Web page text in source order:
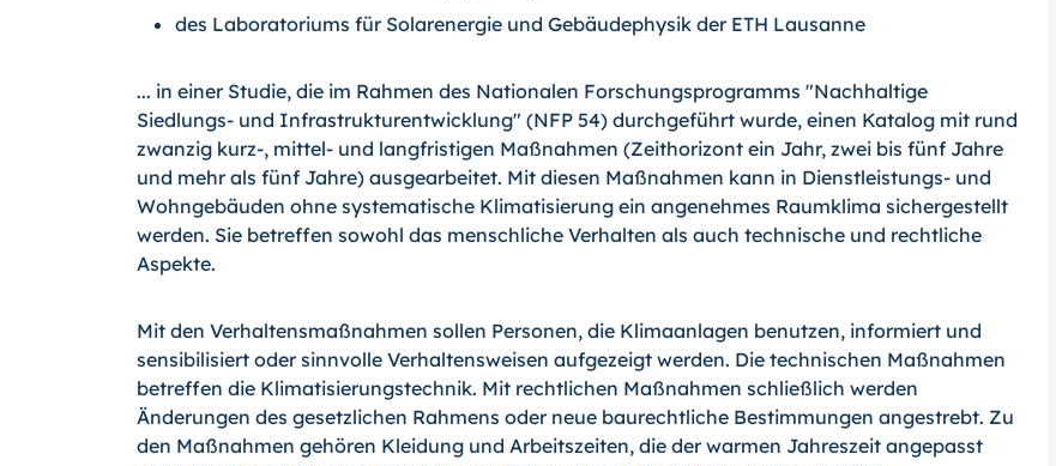
des Laboratoriums für Solarenergie und Gebäudephysik der ETH Lausanne
... in einer Studie, die im Rahmen des Nationalen Forschungsprogramms "Nachhaltige
Siedlungs- und Infrastrukturentwicklung" (NFP 54) durchgeführt wurde, einen Katalog mit rund
zwanzig kurz-, mittel- und langfristigen Maßnahmen (Zeithorizont ein Jahr, zwei bis fünf Jahre
und mehr als fünf Jahre) ausgearbeitet. Mit diesen Maßnahmen kann in Dienstleistungs- und
Wohngebäuden ohne systematische Klimatisierung ein angenehmes Raumklima sichergestellt
werden. Sie betreffen sowohl das menschliche Verhalten als auch technische und rechtliche
Aspekte.
Mit den Verhaltensmaßnahmen sollen Personen, die Klimaanlagen benutzen, informiert und
sensibilisiert oder sinnvolle Verhaltensweisen aufgezeigt werden. Die technischen Maßnahmen
betreffen die Klimatisierungstechnik. Mit rechtlichen Maßnahmen schließlich werden
Änderungen des gesetzlichen Rahmens oder neue baurechtliche Bestimmungen angestrebt. Zu
den Maßnahmen gehören Kleidung und Arbeitszeiten, die der warmen Jahreszeit angepasst